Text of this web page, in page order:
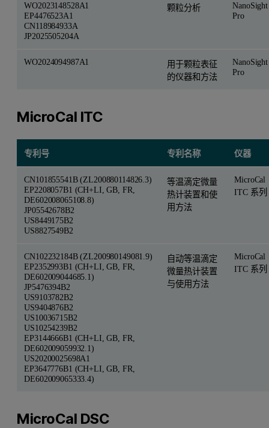
WO2023148528A1
EP4476523A1
CN118984933A
JP2025505204A
颗粒分析
NanoSight
Pro
WO2024094987A1
用于颗粒表征
的仪器和方法
NanoSight
Pro
MicroCal ITC
专利号 专利名称 仪器
CN101855541B (ZL200880114826.3)
EP2208057B1 (CH+LI, GB, FR,
DE602008065108.8)
JP05542678B2
US8449175B2
US8827549B2
等温滴定微量
热计装置和使
用方法
MicroCal
ITC 系列
CN102232184B (ZL200980149081.9)
EP2352993B1 (CH+LI, GB, FR,
DE602009044685.1)
JP5476394B2
US9103782B2
US9404876B2
US10036715B2
US10254239B2
EP3144666B1 (CH+LI, GB, FR,
DE602009059932.1)
US20200025698A1
EP3647776B1 (CH+LI, GB, FR,
DE602009065333.4)
自动等温滴定
微量热计装置
与使用方法
MicroCal
ITC 系列
MicroCal DSC